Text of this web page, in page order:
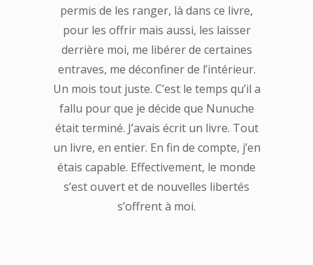
permis de les ranger, là dans ce livre,
pour les offrir mais aussi, les laisser
derrière moi, me libérer de certaines
entraves, me déconfiner de l’intérieur.
Un mois tout juste. C’est le temps qu’il a
fallu pour que je décide que Nunuche
était terminé. J’avais écrit un livre. Tout
un livre, en entier. En fin de compte, j’en
étais capable. Effectivement, le monde
s’est ouvert et de nouvelles libertés
s’offrent à moi.